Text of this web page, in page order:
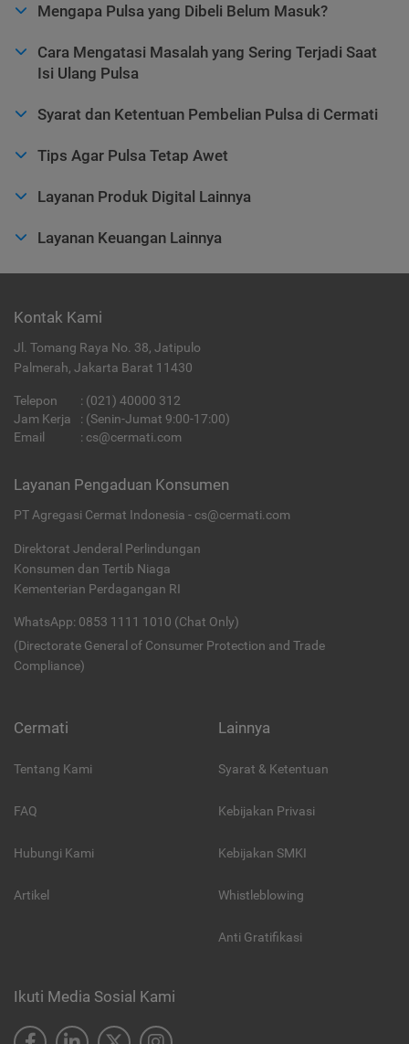
Mengapa Pulsa yang Dibeli Belum Masuk?
Cara Mengatasi Masalah yang Sering Terjadi Saat
Isi Ulang Pulsa
Syarat dan Ketentuan Pembelian Pulsa di Cermati
Tips Agar Pulsa Tetap Awet
Layanan Produk Digital Lainnya
Layanan Keuangan Lainnya
Kontak Kami
Jl. Tomang Raya No. 38, Jatipulo
Palmerah, Jakarta Barat 11430
Telepon : (021) 40000 312
Jam Kerja
: (Senin-Jumat 9:00-17:00)
Email
: cs@cermati.com
Layanan Pengaduan Konsumen
PT Agregasi Cermat Indonesia - cs@cermati.com
Direktorat Jenderal Perlindungan
Konsumen dan Tertib Niaga
Kementerian Perdagangan RI
WhatsApp: 0853 1111 1010 (Chat Only)
(Directorate General of Consumer Protection and Trade
Compliance)
Cermati
Tentang Kami
FAQ
Hubungi Kami
Artikel
Lainnya
Syarat & Ketentuan
Kebijakan Privasi
Kebijakan SMKI
Whistleblowing
Anti Gratifikasi
Ikuti Media Sosial Kami